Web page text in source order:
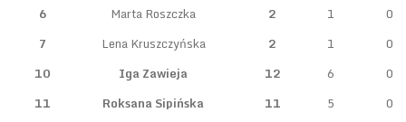
6
Marta Roszczka 2 1
0
7
Lena Kruszczyńska 2 1
0
10
Iga Zawieja 12 6
0
11
Roksana Sipińska 11 5
0